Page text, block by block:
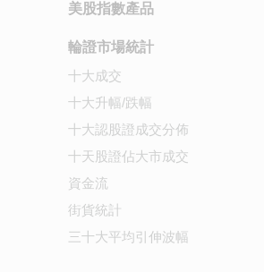
美股指數產品
輪證市場統計
十大成交
十大升幅/跌幅
十大認股證成交分佈
十天股證佔大市成交
資金流
街貨統計
三十大平均引伸波幅